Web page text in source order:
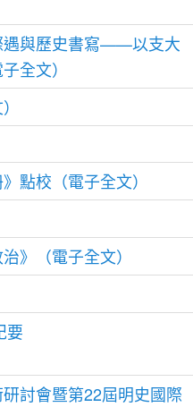
遇與歷史書寫——以支大
全文）
點校（電子全文）
》（電子全文）
要
討會暨第22屆明史國際